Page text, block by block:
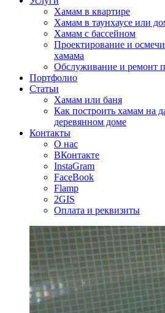
Хамам в квартире
Хамам в таунхаусе или
Хамам с бассейном
Проектирование и
хамама
Обслуживание и ремонт
Портфолио
Статьи
Хамам или баня
Как построить хамам на
деревянном доме
Контакты
О нас
ВКонтакте
InstaGram
FaceBook
Flamp
2GIS
Оплата и реквизиты